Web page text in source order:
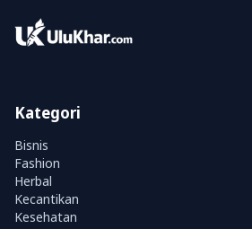
Kategori
Bisnis
Fashion
Herbal
Kecantikan
Kesehatan